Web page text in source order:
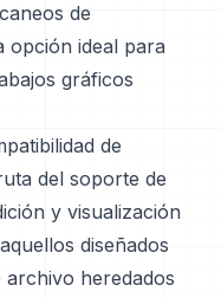
de
opción ideal para
gráficos
de
del soporte de
y visualización
diseñados
heredados